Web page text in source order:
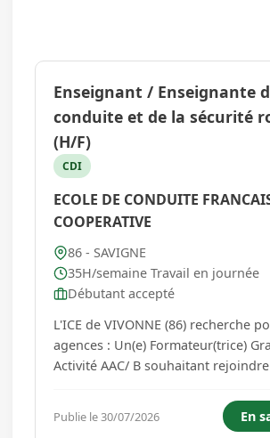
Enseignant / Enseignante
conduite et de la sécurité
(H/F)
CDI
ECOLE DE CONDUITE
COOPERATIVE
86 - SAVIGNE
35H/semaine Travail en journée
Débutant accepté
L'ICE de VIVONNE (86) recherche
agences : Un(e) Formateur(trice) Grand Public -
Activité AAC/ B souhaitant
personne désireuse d'être formée
professionnel) pour devenir
Publie le 30/07/2026 En